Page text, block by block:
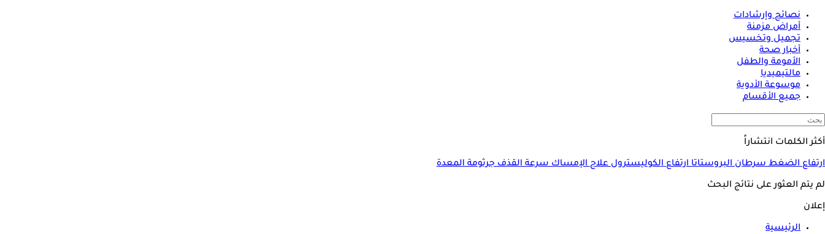
نصائح وإرشادات
أمراض مزمنة
تجميل وتخسيس
أخبار صحة
الأمومة والطفل
مالتيميديا
موسوعة الأدوية
جميع الأقسام
أكثر الكلمات انتشاراً
ارتفاع الضغطسرطان البروستاتاارتفاع الكوليسترولعلاج الإمساكسرعة القذفجرثومة المعدة
لم يتم العثور على نتائج البحث
إعلان
الرئيسية